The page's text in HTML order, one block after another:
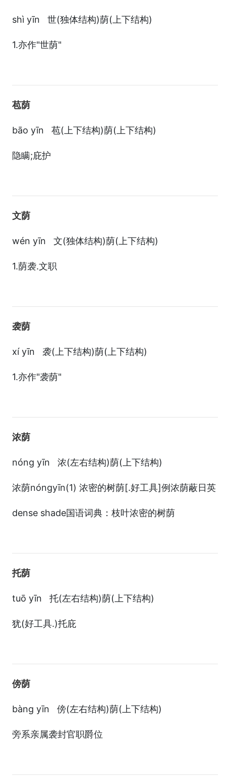
shì yīn 世(独体结构)荫(上下结构)
1.亦作"世荫"
苞荫
bāo yīn 苞(上下结构)荫(上下结构)
隐瞒;庇护
文荫
wén yīn 文(独体结构)荫(上下结构)
1.荫袭.文职
袭荫
xí yīn 袭(上下结构)荫(上下结构)
1.亦作"袭荫"
浓荫
nóng yīn 浓(左右结构)荫(上下结构)
浓荫nóngyīn(1) 浓密的树荫[.好工具]例浓荫蔽日英
dense shade国语词典：枝叶浓密的树荫
托荫
tuō yīn 托(左右结构)荫(上下结构)
犹(好工具.)托庇
傍荫
bàng yīn 傍(左右结构)荫(上下结构)
旁系亲属袭封官职爵位